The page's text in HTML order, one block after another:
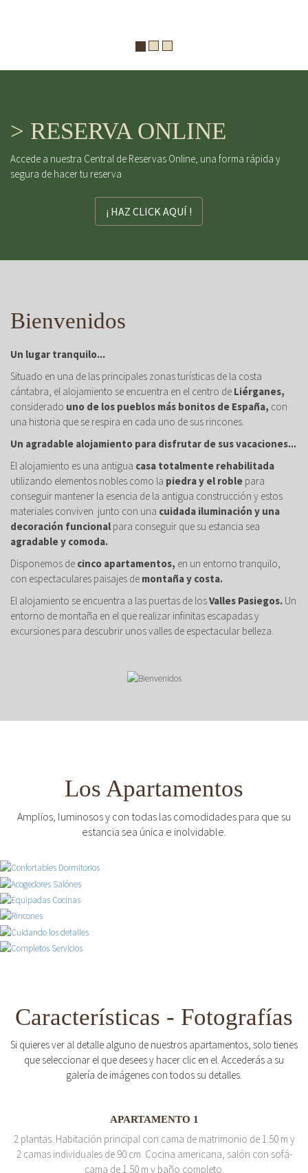
> RESERVA ONLINE
Accede a nuestra Central de Reservas Online, una forma rápida y
segura de hacer tu reserva
¡ HAZ CLICK AQUÍ !
Bienvenidos
Un lugar tranquilo...
Situado en una de las principales zonas turísticas de la costa
cántabra, el alojamiento se encuentra en el centro de Liérganes,
considerado uno de los pueblos más bonitos de España, con
una historia que se respira en cada uno de sus rincones.
Un agradable alojamiento para disfrutar de sus vacaciones...
El alojamiento es una antigua casa totalmente rehabilitada
utilizando elementos nobles como la piedra y el roble para
conseguir mantener la esencia de la antigua construcción y estos
materiales conviven junto con una cuidada iluminación y una
decoración funcional para conseguir que su estancia sea
agradable y comoda.
Disponemos de cinco apartamentos, en un entorno tranquilo,
con espectaculares paisajes de montaña y costa.
El alojamiento se encuentra a las puertas de losValles Pasiegos. Un
entorno de montaña en el que realizar infinitas escapadas y
excursiones para descubrir unos valles de espectacular belleza.
Los Apartamentos
Amplios, luminosos y con todas las comodidades para que su
estancia sea única e inolvidable.
Características - Fotografías
Si quieres ver al detalle alguno de nuestros apartamentos, solo tienes
que seleccionar el que desees y hacer clic en el. Accederás a su
galería de imágenes con todos su detalles.
APARTAMENTO 1
2 plantas. Habitación principal con cama de matrimonio de 1.50 m y
2 camas individuales de 90 cm. Cocina americana, salón con sofá-
cama de 1.50 m y baño completo.